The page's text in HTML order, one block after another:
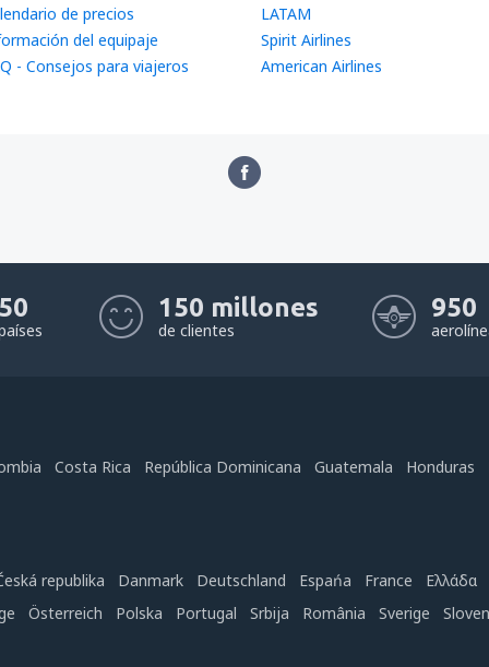
de precios
del equipaje
- Consejos para viajeros
LATAM
Spirit Airlines
American Airlines
50 150 millones
de clientes
950
Costa Rica República Dominicana Guatemala Honduras
republika Danmark Deutschland Espańa France Ελλάδα
Österreich Polska Portugal Srbija România Sverige